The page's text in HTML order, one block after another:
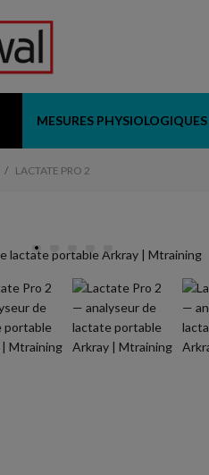
MESURES PHYSIOLOGIQUES
LACTATE PRO 2